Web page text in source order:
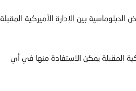
بين الإدارة الأميركية المقبلة
المقبلة يمكن الاستفادة منها في أي